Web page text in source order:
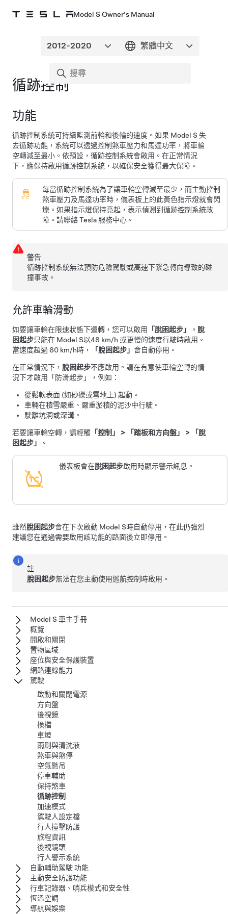
Model S Owner's Manual
循跡控制
功能
循跡控制系統可持續監測前輪和後輪的速度。如果 Model S 失
去循跡功能，系統可以透過控制煞車壓力和馬達功率，將車輪
空轉減至最小。依預設，循跡控制系統會啟用。在正常情況
下，應保持啟用循跡控制系統，以確保安全獲得最大保障。
每當循跡控制系統為了讓車輪空轉減至最少，而主動控制
煞車壓力及馬達功率時，儀表板 上的此黃色指示燈就會閃
爍。如果指示燈保持亮起，表示偵測到循跡控制系統故
障。請聯絡 Tesla 服務中心。
警告
循跡控制系統無法預防危險駕駛或高速下緊急轉向導致的碰
撞事故。
允許車輪滑動
如要讓車輪在限速狀態下運轉，您可以啟用 「脫困起步」 。 脫
困起步只能在 Model S以48 km/h 或更慢的速度行駛時啟用。
當速度超過 80 km/h時， 「脫困起步」 會自動停用。
在正常情況下， 脫困起步不應啟用。請在有意使車輪空轉的情
況下才啟用「防滑起步」，例如：
從鬆軟表面 (如砂礫或雪地上) 起動。
車輛在積雪嚴重、嚴重淤積的泥沙中行駛。
駛離坑洞或深溝。
若要讓車輪空轉，請輕觸 「控制」 > 「踏板和方向盤」 >
「脫
困起步」
。
儀表板會在脫困起步啟用時顯示警示訊息。
雖然脫困起步會在下次啟動 Model S時自動停用，在此仍強烈
建議您在通過需要啟用該功能的路面後立即停用。
註
脫困起步無法在您主動使用巡航控制時啟用。
Model S 車主手冊
概覽
開啟和關閉
置物區域
座位與安全保護裝置
網路連線能力
駕駛
啟動和關閉電源
方向盤
後視鏡
換檔
車燈
雨刷與清洗液
煞車與煞停
空氣懸吊
停車輔助
保持煞車
循跡控制
加速模式
駕駛人設定檔
行人撞擊防護
旅程資訊
後視鏡頭
行人警示系統
自動輔助駕駛 功能
主動安全防護功能
行車記錄器、哨兵模式和安全性
恆溫空調
導航與娛樂